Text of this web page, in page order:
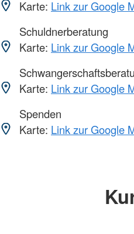
Karte: Link zur Google
Schuldnerberatung
Karte: Link zur Google
Karte: Link zur Google
Spenden
Karte: Link zur Google